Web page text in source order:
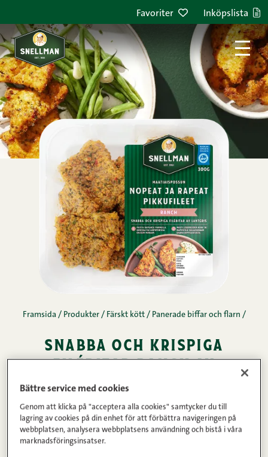
Favoriter Inköpslista
Framsida / Produkter / Färskt kött / Panerade biffar och flarn /
snabba och krispiga
filébitar ranch av
lantgris 300 g
Dessa lätt panerade små filébitar är en perfekt
hjälp för att underlätta vardagsmatlagningen! Med
Bättre service med cookies
Genom att klicka på "acceptera alla cookies" samtycker du till
lagring av cookies på din enhet för att förbättra navigeringen på
webbplatsen, analysera webbplatsens användning och bistå i våra
marknadsföringsinsatser.